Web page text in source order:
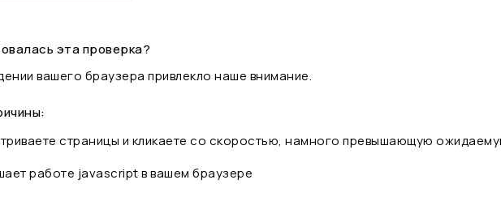
эта проверка?
вашего браузера привлекло наше внимание.
страницы и кликаете со скоростью, намного превышающую
работе javascript в вашем браузере